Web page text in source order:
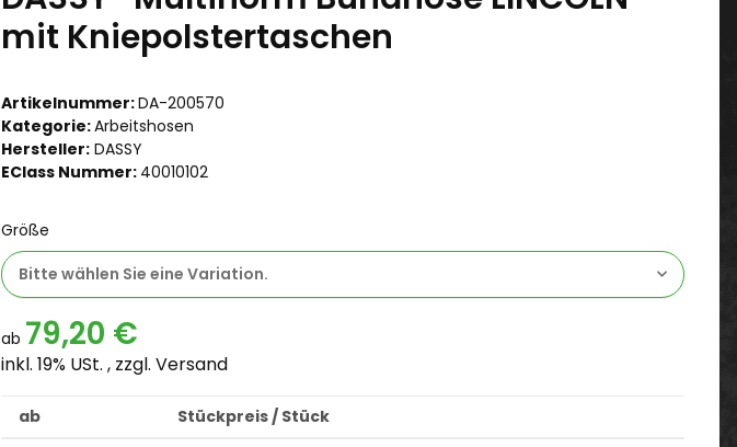
mit Kniepolstertaschen
Artikelnummer:DA-200570
Kategorie:Arbeitshosen
Hersteller: DASSY
EClass Nummer: 40010102
Größe
Bitte wählen Sie eine Variation.
ab 79,20 €
inkl. 19% USt. , zzgl. Versand
ab
Stückpreis / Stück